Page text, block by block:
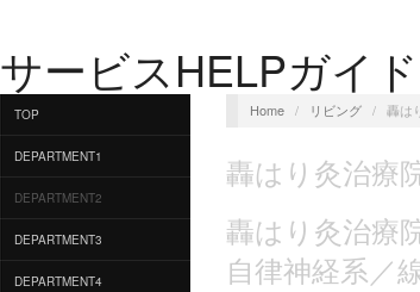
サービスHELPガイド
TOP
DEPARTMENT1
DEPARTMENT2
DEPARTMENT3
DEPARTMENT4
Home / リビング / 轟は
轟はり灸治療
轟はり灸治療
自律神経系／